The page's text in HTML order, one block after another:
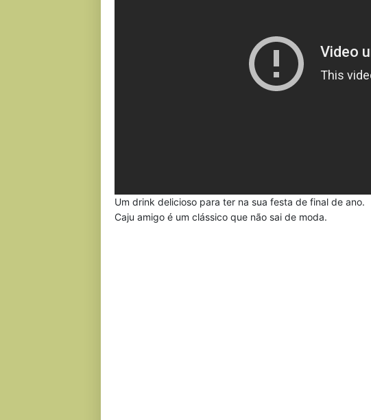
Um drink delicioso para ter na sua festa de final de ano.
Caju amigo é um clássico que não sai de moda.